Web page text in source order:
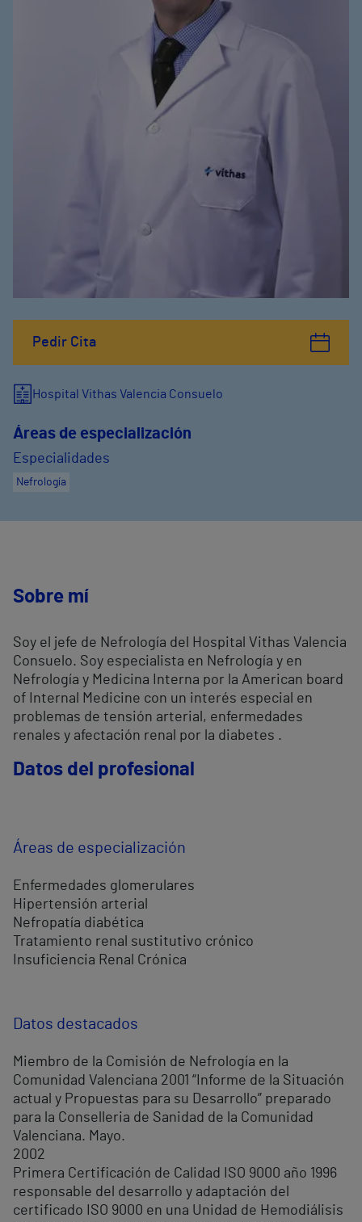
Pedir Cita
Hospital Vithas Valencia Consuelo
Áreas de especialización
Especialidades
Nefrología
Sobre mí
Soy el jefe de Nefrología del Hospital Vithas Valencia
Consuelo. Soy especialista en Nefrología y en
Nefrología y Medicina Interna por la American board
of Internal Medicine con un interés especial en
problemas de tensión arterial, enfermedades
renales y afectación renal por la diabetes .
Datos del profesional
Áreas de especialización
Enfermedades glomerulares
Hipertensión arterial
Nefropatía diabética
Tratamiento renal sustitutivo crónico
Insuficiencia Renal Crónica
Datos destacados
Miembro de la Comisión de Nefrología en la
Comunidad Valenciana 2001 “Informe de la Situación
actual y Propuestas para su Desarrollo” preparado
para la Conselleria de Sanidad de la Comunidad
Valenciana. Mayo.
2002
Primera Certificación de Calidad ISO 9000 año 1996
responsable del desarrollo y adaptación del
certificado ISO 9000 en una Unidad de Hemodiálisis